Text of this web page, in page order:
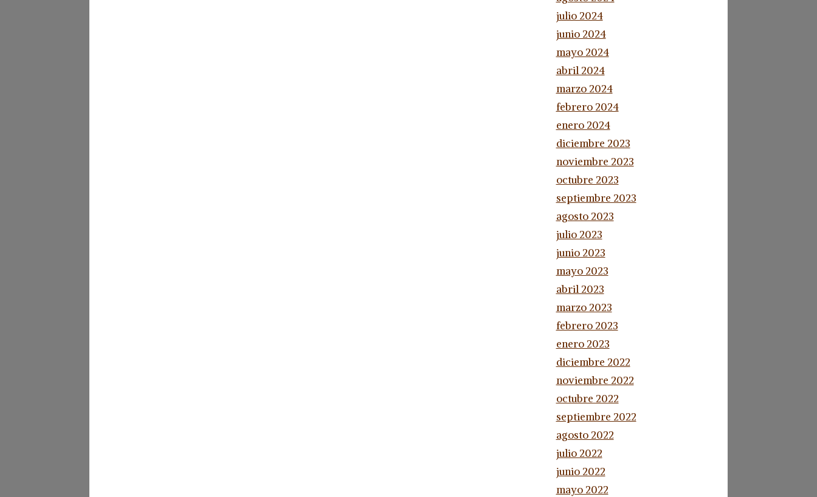
julio 2024
junio 2024
mayo 2024
abril 2024
marzo 2024
febrero 2024
enero 2024
diciembre 2023
noviembre 2023
octubre 2023
septiembre 2023
agosto 2023
julio 2023
junio 2023
mayo 2023
abril 2023
marzo 2023
febrero 2023
enero 2023
diciembre 2022
noviembre 2022
octubre 2022
septiembre 2022
agosto 2022
julio 2022
junio 2022
mayo 2022